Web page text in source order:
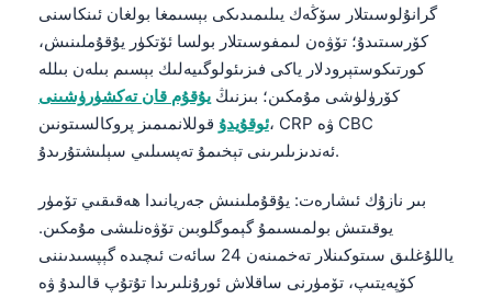
گرانۇلوسىتلار سۆڭەك يىلىمىدىكى بېسىمغا بولغان ئىنكاسنى
كۆرسىتىدۇ؛ تۆۋەن لىمفوسىتلار بولسا ئۆتكۈر يۇقۇملىنىش،
كورتىكوستېرودلار ياكى فىزىئولوگىيەلىك بېسىم بىلەن بىللە
كۆرۈلۈشى مۇمكىن؛ بىزنىڭ يۇقۇم قان تەكشۈرۈشىنى
ئوقۇيدۇ قوللانمىمىز پروكالسىتونىن، CRP ۋە CBC
ئەندىزىلىرىنى تېخىمۇ تەپسىلىي سېلىشتۇرىدۇ.
بىر نازۇك ئىشارەت: يۇقۇملىنىش جەريانىدا ھەقىقىي تۆمۈر
يوقىتىش بولمىسىمۇ گېموگلوبىن تۆۋەنلىشى مۇمكىن.
ياللۇغلىق سىتوكىنلار تەخمىنەن 24 سائەت ئىچىدە گېپسىدىننى
كۆپەيتىپ، تۆمۈرنى ساقلاش ئورۇنلىرىدا تۇتۇپ قالىدۇ ۋە